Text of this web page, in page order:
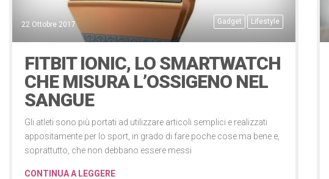
Gadget Lifestyle
22 Ottobre 2017
FITBIT IONIC, LO SMARTWATCH
CHE MISURA L’OSSIGENO NEL
SANGUE
Gli atleti sono più portati ad utilizzare articoli semplici e realizzati
appositamente per lo sport, in grado di fare poche cose ma bene e,
soprattutto, che non debbano essere messi
CONTINUA A LEGGERE